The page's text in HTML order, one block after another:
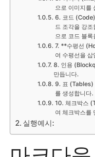
으로 이미지를
6. 코드
드 조각을 강
으로 코드 블
7. **수평선
여 수평선을 삽
8. 인용
만듭니다.
9. 표 (Tables)
를 생성합니다.
10. 체크박스
여 체크박스를
실행예시: